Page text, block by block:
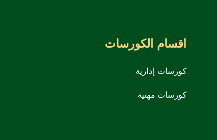
اقسام الكورسات
كورسات إدارية
كورسات مهنية